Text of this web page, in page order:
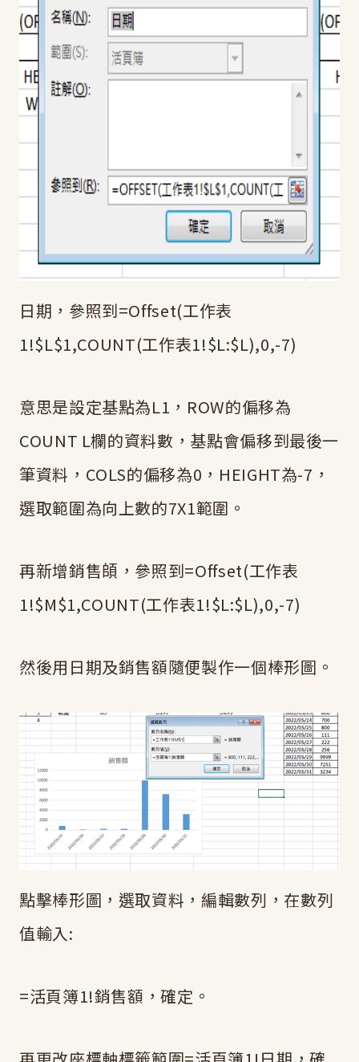
日期，參照到=Offset(工作表
1!$L$1,COUNT(工作表1!$L:$L),0,-7)
意思是設定基點為L1，ROW的偏移為
COUNT L欄的資料數，基點會偏移到最後一
筆資料，COLS的偏移為0，HEIGHT為-7，
選取範圍為向上數的7X1範圍。
再新增銷售頧，參照到=Offset(工作表
1!$M$1,COUNT(工作表1!$L:$L),0,-7)
然後用日期及銷售額隨便製作一個棒形圖。
點擊棒形圖，選取資料，編輯數列，在數列
值輸入:
=活頁簿1!銷售額，確定。